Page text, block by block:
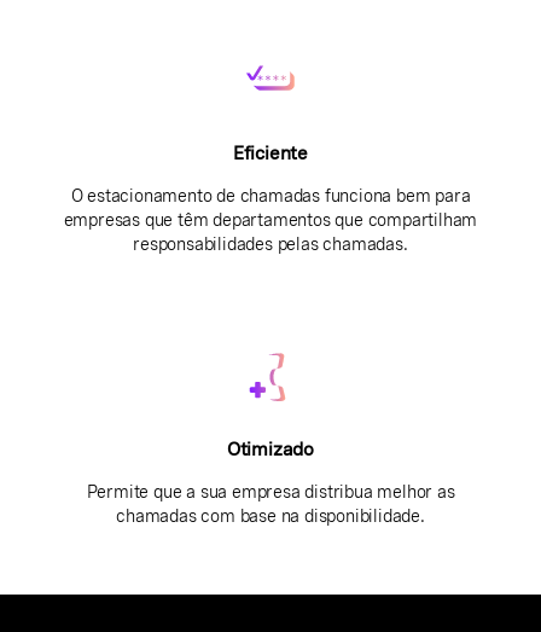
Eficiente
O estacionamento de chamadas funciona bem para
empresas que têm departamentos que compartilham
responsabilidades pelas chamadas.
Otimizado
Permite que a sua empresa distribua melhor as
chamadas com base na disponibilidade.